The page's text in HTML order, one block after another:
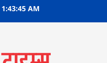
1:43:46 AM